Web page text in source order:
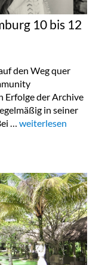
10 bis 12
den Weg quer
Erfolge der Archive
in seiner
… „Lala Berlin Flash
weiterlesen